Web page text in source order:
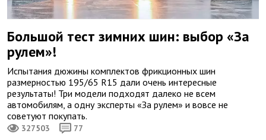
Большой тест зимних шин: выбор «За
рулем»!
Испытания дюжины комплектов фрикционных шин
размерностью 195/65 R15 дали очень интересные
результаты! Три модели подходят далеко не всем
автомобилям, а одну эксперты «За рулем» и вовсе не
советуют покупать.
327503 77